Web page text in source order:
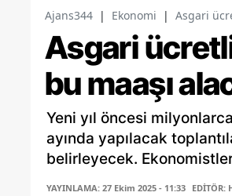
Ajans344 | Ekonomi | Asgari
Asgari
bu maaşı
Yeni yıl öncesi
ayında yapılacak
belirleyecek.
YAYINLAMA: 27 Ekim 2025 - 11:33